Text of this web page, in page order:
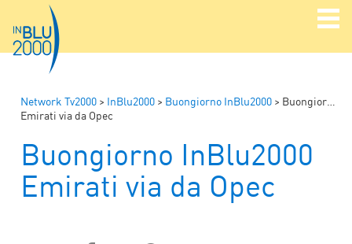
Network Tv2000 > InBlu2000 > Buongiorno InBlu2000 > Buongiorno InBlu2000
Emirati via da Opec
Buongiorno InBlu2000
Emirati via da Opec